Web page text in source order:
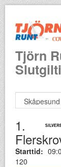
Tjörn
1.
Starttid:
120